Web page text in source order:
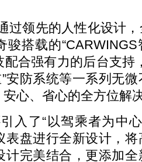
领先的人性化设计，
骏搭载的
合强有力的后台支持
安防系统等一系列无
心、省心的全方位解
入了“以驾乘者为中
表盘进行全新设计，
计完美结合，更添加